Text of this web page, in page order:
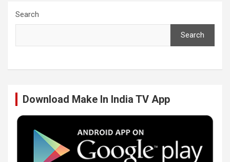
e
o
t
r
k
I
T
e
Search
Search
Download Make In India TV App